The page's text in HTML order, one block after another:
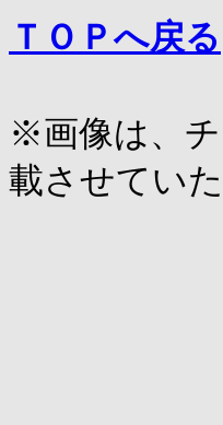
ＴＯＰへ戻る
※画像は、
載させてい